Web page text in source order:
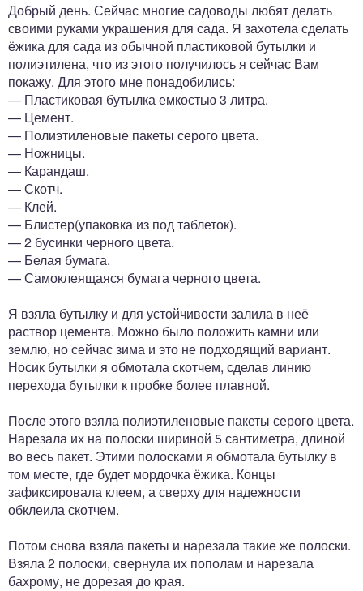
Добрый день. Сейчас многие садоводы любят делать
своими руками украшения для сада. Я захотела сделать
ёжика для сада из обычной пластиковой бутылки и
полиэтилена, что из этого получилось я сейчас Вам
покажу. Для этого мне понадобились:
— Пластиковая бутылка емкостью 3 литра.
— Цемент.
— Полиэтиленовые пакеты серого цвета.
— Ножницы.
— Карандаш.
— Скотч.
— Клей.
— Блистер(упаковка из под таблеток).
— 2 бусинки черного цвета.
— Белая бумага.
— Самоклеящаяся бумага черного цвета.
Я взяла бутылку и для устойчивости залила в неё
раствор цемента. Можно было положить камни или
землю, но сейчас зима и это не подходящий вариант.
Носик бутылки я обмотала скотчем, сделав линию
перехода бутылки к пробке более плавной.
После этого взяла полиэтиленовые пакеты серого цвета.
Нарезала их на полоски шириной 5 сантиметра, длиной
во весь пакет. Этими полосками я обмотала бутылку в
том месте, где будет мордочка ёжика. Концы
зафиксировала клеем, а сверху для надежности
обклеила скотчем.
Потом снова взяла пакеты и нарезала такие же полоски.
Взяла 2 полоски, свернула их пополам и нарезала
бахрому, не дорезая до края.